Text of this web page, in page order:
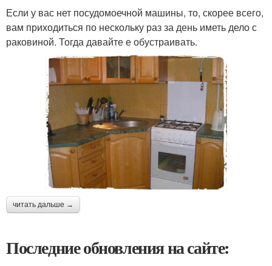
Если у вас нет посудомоечной машины, то, скорее всего,
вам приходиться по нескольку раз за день иметь дело с
раковиной. Тогда давайте е обустраивать.
читать дальше →
Последние обновления на сайте: